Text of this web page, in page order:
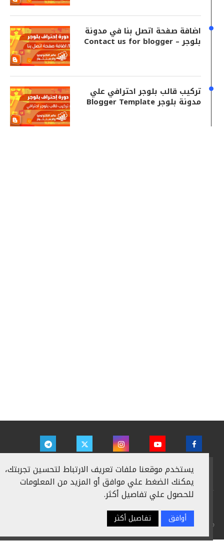
اضافة صفحة اتصل بنا في مدونة
بلوجر – Contact us for blogger
تركيب قالب بلوجر احترافي علي
مدونة بلوجر Blogger Template
سياسة الخصوصية اعلن معنا
@2024 - جميع الحقوق محفوظة عالم التكنولوجيا والاستثمار
يستخدم موقعنا ملفات تعريف الارتباط لتحسين تجربتك،
يمكنك الضغط علي موافق أو المزيد من المعلومات
للحصول علي تفاصيل أكثر.
أوافق تفاصيل أكثر